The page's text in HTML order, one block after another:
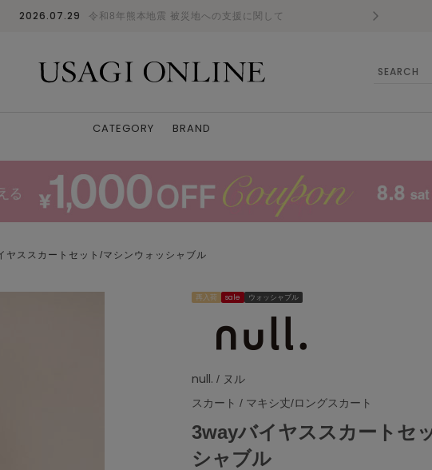
2026.07.29 令和8年熊本地震 被災地への支援に関して
CATEGORY BRAND
ヤススカートセット/マシンウォッシャブル
再入荷 sale ウォッシャブル
null. / ヌル
スカート / マキシ丈/ロングスカート
3wayバイヤススカートセ
シャブル